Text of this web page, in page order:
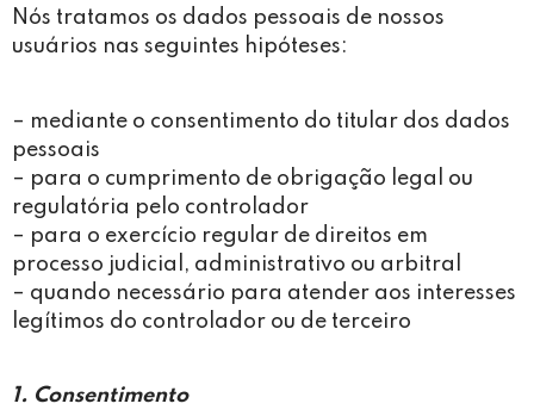
Nós tratamos os dados pessoais de nossos
usuários nas seguintes hipóteses:
– mediante o consentimento do titular dos dados
pessoais
– para o cumprimento de obrigação legal ou
regulatória pelo controlador
– para o exercício regular de direitos em
processo judicial, administrativo ou arbitral
– quando necessário para atender aos interesses
legítimos do controlador ou de terceiro
1. Consentimento